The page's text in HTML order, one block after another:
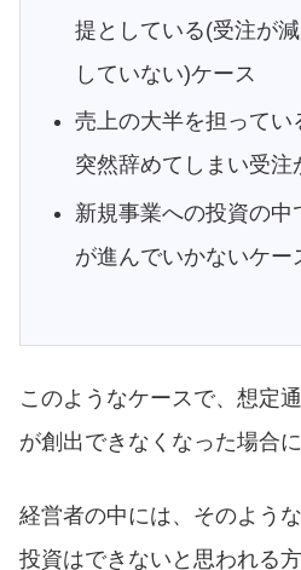
提としている(受注が
していない)ケース
売上の大半を担ってい
突然辞めてしまい受注
新規事業への投資の中
が進んでいかないケー
このようなケースで、想定
が創出できなくなった場合
経営者の中には、そのよう
投資はできないと思われる